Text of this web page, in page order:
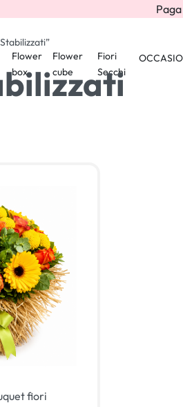
Flower
box
Flower
cube
Fiori
Secchi
fiori